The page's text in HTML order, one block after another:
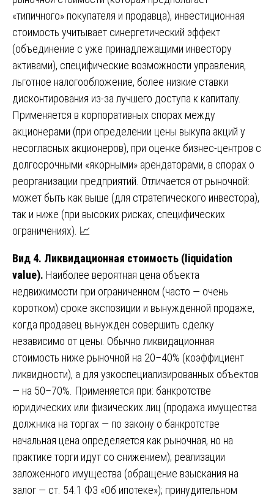
«типичного» покупателя и продавца), инвестиционная
стоимость учитывает синергетический эффект
(объединение с уже принадлежащими инвестору
активами), специфические возможности управления,
льготное налогообложение, более низкие ставки
дисконтирования из-за лучшего доступа к капиталу.
Применяется в корпоративных спорах между
акционерами (при определении цены выкупа акций у
несогласных акционеров), при оценке бизнес-центров с
долгосрочными «якорными» арендаторами, в спорах о
реорганизации предприятий. Отличается от рыночной:
может быть как выше (для стратегического инвестора),
так и ниже (при высоких рисках, специфических
ограничениях). 📈
Вид 4. Ликвидационная стоимость (liquidation
value). Наиболее вероятная цена объекта
недвижимости при ограниченном (часто — очень
коротком) сроке экспозиции и вынужденной продаже,
когда продавец вынужден совершить сделку
независимо от цены. Обычно ликвидационная
стоимость ниже рыночной на 20–40% (коэффициент
ликвидности), а для узкоспециализированных объектов
— на 50–70%. Применяется при: банкротстве
юридических или физических лиц (продажа имущества
должника на торгах — по закону о банкротстве
начальная цена определяется как рыночная, но на
практике торги идут со снижением); реализации
заложенного имущества (обращение взыскания на
залог — ст. 54.1 ФЗ «Об ипотеке»); принудительном